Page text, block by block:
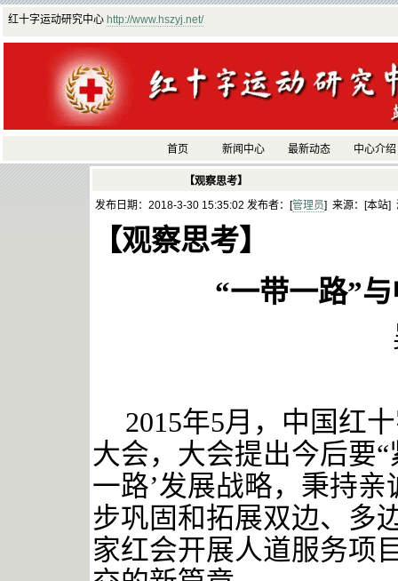
红十字运动研究中心 http://www.hszyj.net/
首页 新闻中心 最新动态 中心介绍
【观察思考】
发布日期：2018-3-30 15:35:02 发布者：[管理员] 来源：[本站]
【观察思考】
“一带一路”
2015年5月，中国红
大会，大会提出今后要
一路’发展战略，秉持
步巩固和拓展双边、多
家红会开展人道服务项